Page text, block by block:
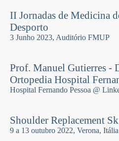
II Jornadas de Medicina
Desporto
3 Junho 2023, Auditório FMUP
Prof. Manuel Gutierres -
Ortopedia Hospital
Hospital Fernando Pessoa @
Shoulder Replacement
9 a 13 outubro 2022, Verona, Itália